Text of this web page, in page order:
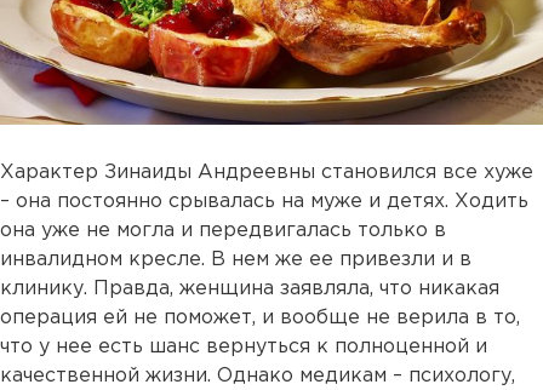
Характер Зинаиды Андреевны становился все хуже
– она постоянно срывалась на муже и детях. Ходить
она уже не могла и передвигалась только в
инвалидном кресле. В нем же ее привезли и в
клинику. Правда, женщина заявляла, что никакая
операция ей не поможет, и вообще не верила в то,
что у нее есть шанс вернуться к полноценной и
качественной жизни. Однако медикам – психологу,